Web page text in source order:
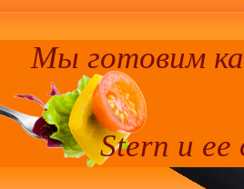
Мы готовим
Stern и ее